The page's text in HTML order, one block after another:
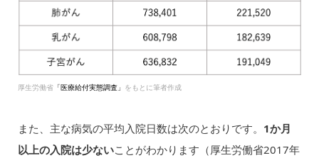
厚生労働省「医療給付実態調査」 をもとに筆者作成
また、主な病気の平均入院日数は次のとおりです。 1か月
以上の入院は少ないことがわかります（厚生労働省2017年